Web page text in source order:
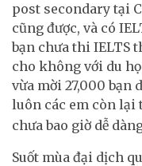
post secondary tại
cũng được, và có
bạn chưa thi IELTS
cho không với du
vừa mời 27,000 bạn
luôn các em còn lại
chưa bao giờ dễ
Suốt mùa đại dịch